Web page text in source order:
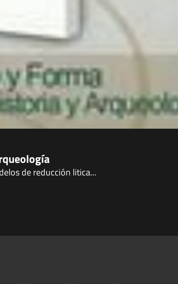
de reducción litica...